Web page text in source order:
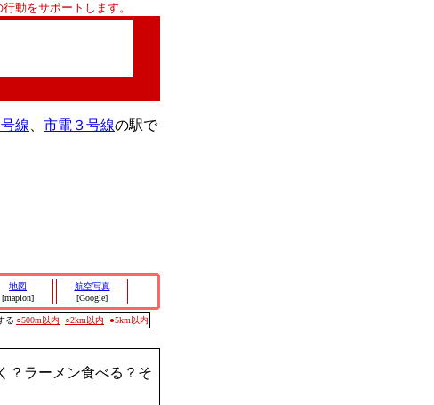
動をサポートします。
線 市電３号線の駅で
地図
[mapion]
航空写真
[Google]
る ○500m以内 ○2km以内 ●5km以内
？ラーメン食べる？そ